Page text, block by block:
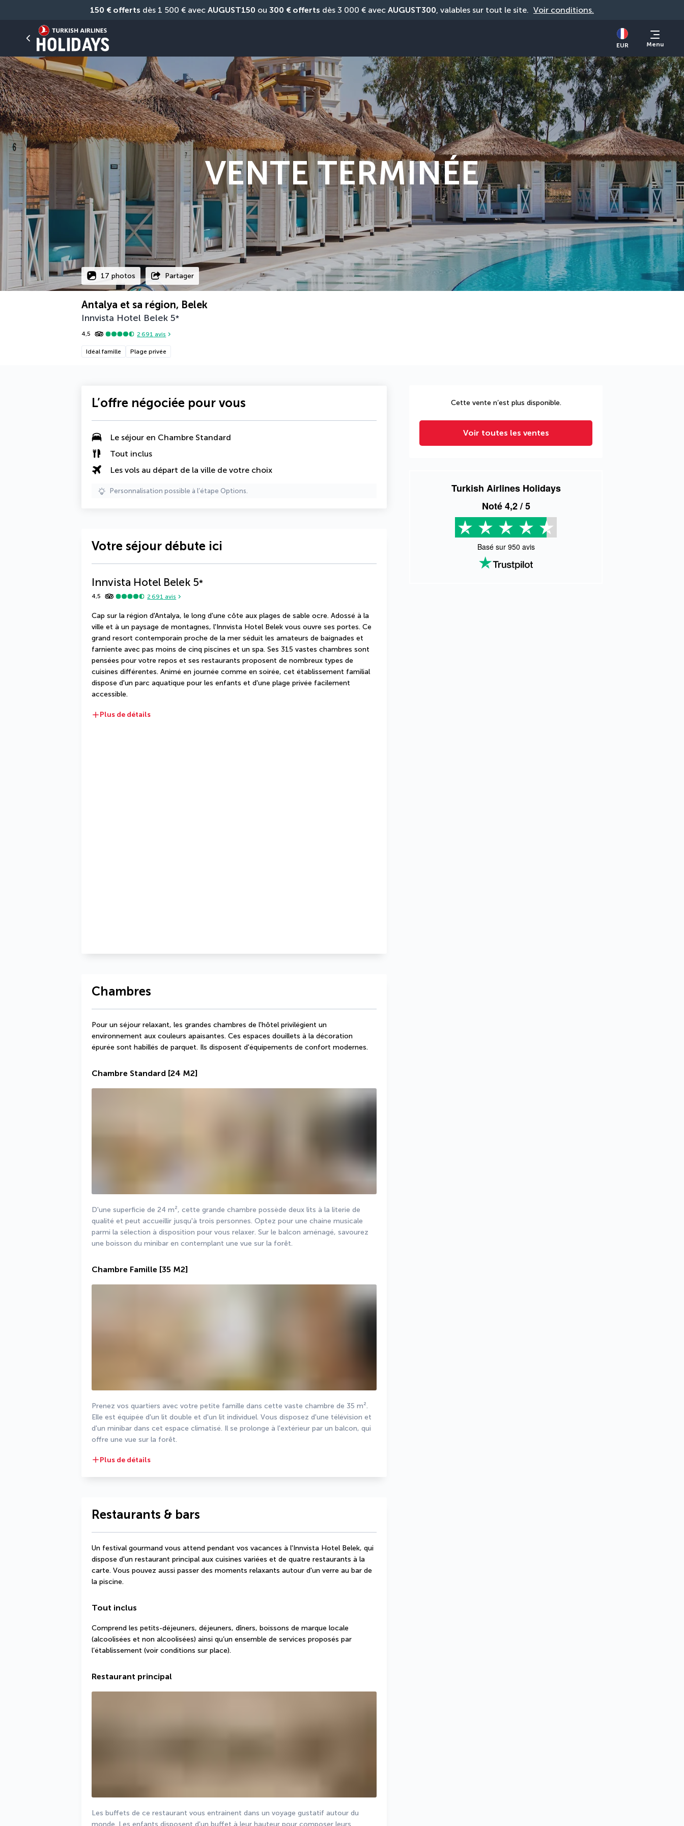
150 € offerts dès 1 500 € avec AUGUST150 ou 300 € offerts dès 3 000 € avec AUGUST300, valables sur tout le site. Voir conditions.
EUR Menu
VENTE TERMINÉE
17 photos Partager
Antalya et sa région, Belek
Innvista Hotel Belek 5*
4,5 2 691 avis
Idéal famille Plage privée
Cette vente n’est plus disponible.
Voir toutes les ventes
Turkish Airlines Holidays
Noté4,2/ 5
Basé sur 950 avis
L’offre négociée pour vous
Le séjour en Chambre Standard
Tout inclus
Les vols au départ de la ville de votre choix
Personnalisation possible à l’étape Options.
Votre séjour débute ici
Innvista Hotel Belek 5*
4,5 2 691 avis
Cap sur la région d'Antalya, le long d'une côte aux plages de sable ocre. Adossé à la
ville et à un paysage de montagnes, l'Innvista Hotel Belek vous ouvre ses portes. Ce
grand resort contemporain proche de la mer séduit les amateurs de baignades et
farniente avec pas moins de cinq piscines et un spa. Ses 315 vastes chambres sont
pensées pour votre repos et ses restaurants proposent de nombreux types de
cuisines différentes. Animé en journée comme en soirée, cet établissement familial
dispose d'un parc aquatique pour les enfants et d'une plage privée facilement
accessible.
Plus de détails
Chambres
Pour un séjour relaxant, les grandes chambres de l'hôtel privilégient un
environnement aux couleurs apaisantes. Ces espaces douillets à la décoration
épurée sont habillés de parquet. Ils disposent d'équipements de confort modernes.
Chambre Standard [24 M2]
D'une superficie de 24 m², cette grande chambre possède deux lits à la literie de
qualité et peut accueillir jusqu'à trois personnes. Optez pour une chaine musicale
parmi la sélection à disposition pour vous relaxer. Sur le balcon aménagé, savourez
une boisson du minibar en contemplant une vue sur la forêt.
Chambre Famille [35 M2]
Prenez vos quartiers avec votre petite famille dans cette vaste chambre de 35 m².
Elle est équipée d'un lit double et d'un lit individuel. Vous disposez d'une télévision et
d'un minibar dans cet espace climatisé. Il se prolonge à l'extérieur par un balcon, qui
offre une vue sur la forêt.
Plus de détails
Restaurants & bars
Un festival gourmand vous attend pendant vos vacances à l'Innvista Hotel Belek, qui
dispose d'un restaurant principal aux cuisines variées et de quatre restaurants à la
carte. Vous pouvez aussi passer des moments relaxants autour d'un verre au bar de
la piscine.
Tout inclus
Comprend les petits-déjeuners, déjeuners, dîners, boissons de marque locale
(alcoolisées et non alcoolisées) ainsi qu’un ensemble de services proposés par
l’établissement (voir conditions sur place).
Restaurant principal
Les buffets de ce restaurant vous entrainent dans un voyage gustatif autour du
monde. Les enfants disposent d'un buffet à leur hauteur pour composer leurs